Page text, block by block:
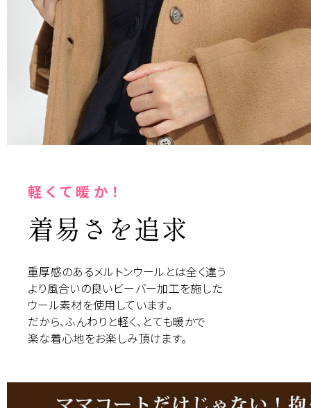
軽くて暖か！
着易さを追求
重厚感のあるメルトンウールとは全く違う
より風合いの良いビーバー加工を施した
ウール素材を使用しています。
だから、ふんわりと軽く、とても暖かで
楽な着心地をお楽しみ頂けます。